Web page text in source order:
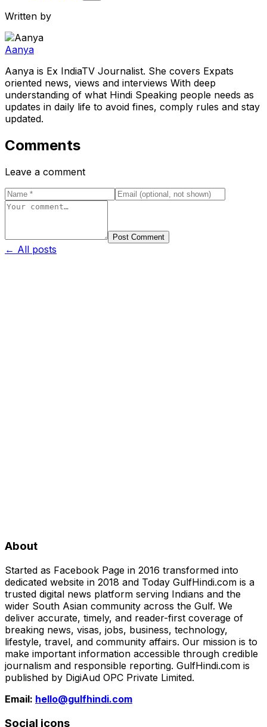
Written by
Aanya
Aanya is Ex IndiaTV Journalist. She covers Expats
oriented news, views and interviews With deep
understanding of what Hindi Speaking people needs as
updates in daily life to avoid fines, comply rules and stay
updated.
Comments
Leave a comment
Post Comment
← All posts
About
Started as Facebook Page in 2016 transformed into
dedicated website in 2018 and Today GulfHindi.com is a
trusted digital news platform serving Indians and the
wider South Asian community across the Gulf. We
deliver accurate, timely, and reader-first coverage of
breaking news, visas, jobs, business, technology,
lifestyle, travel, and community affairs. Our mission is to
make important information accessible through credible
journalism and responsible reporting. GulfHindi.com is
published by DigiAud OPC Private Limited.
Email: hello@gulfhindi.com
Social icons